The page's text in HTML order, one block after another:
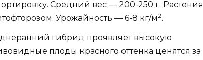
Средний вес — 200-250 г. Растения
Урожайность — 6-8 кг/м2.
гибрид проявляет высокую
плоды красного оттенка ценятся за